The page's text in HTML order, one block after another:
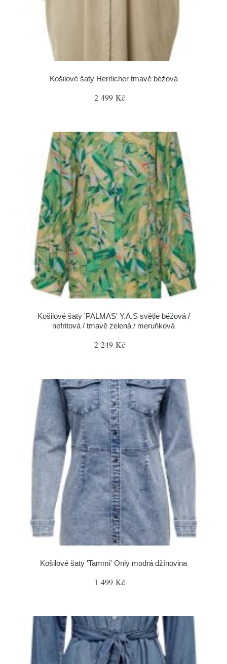
Košilové šaty Herrlicher tmavě béžová
2 499 Kč
Košilové šaty 'PALMAS' Y.A.S světle béžová /
nefritová / tmavě zelená / meruňková
2 249 Kč
Košilové šaty 'Tammi' Only modrá džínovina
1 499 Kč